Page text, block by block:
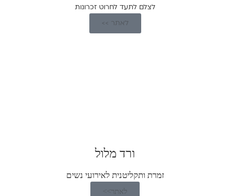
לצלם לתעד לחרוט זכרונות
לאתר >>
ורד מלול
זמרת ותקליטנית לאירועי נשים
לאתר>>